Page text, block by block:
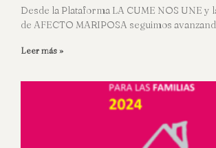
Desde la Plataforma LA CUME NOS UNE y
de AFECTO MARIPOSA seguimos
Leer más »